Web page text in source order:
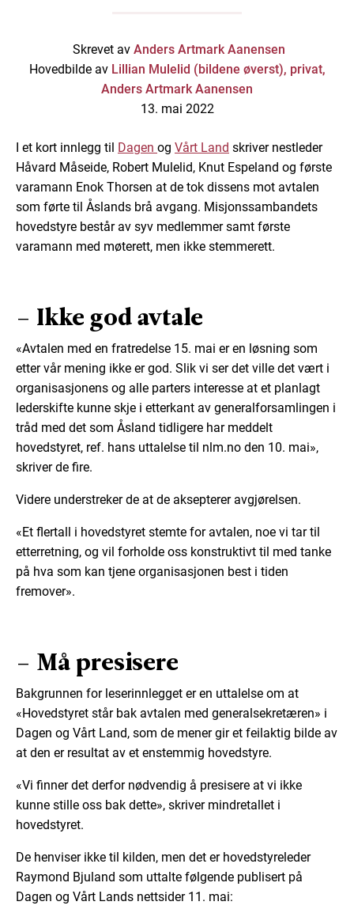
Skrevet av Anders Artmark Aanensen
Hovedbilde av Lillian Mulelid (bildene øverst), privat,
Anders Artmark Aanensen
13. mai 2022
I et kort innlegg til Dagen og Vårt Land skriver nestleder
Håvard Måseide, Robert Mulelid, Knut Espeland og første
varamann Enok Thorsen at de tok dissens mot avtalen
som førte til Åslands brå avgang. Misjonssambandets
hovedstyre består av syv medlemmer samt første
varamann med møterett, men ikke stemmerett.
– Ikke god avtale
«Avtalen med en fratredelse 15. mai er en løsning som
etter vår mening ikke er god. Slik vi ser det ville det vært i
organisasjonens og alle parters interesse at et planlagt
lederskifte kunne skje i etterkant av generalforsamlingen i
tråd med det som Åsland tidligere har meddelt
hovedstyret, ref. hans uttalelse til nlm.no den 10. mai»,
skriver de fire.
Videre understreker de at de aksepterer avgjørelsen.
«Et flertall i hovedstyret stemte for avtalen, noe vi tar til
etterretning, og vil forholde oss konstruktivt til med tanke
på hva som kan tjene organisasjonen best i tiden
fremover».
– Må presisere
Bakgrunnen for leserinnlegget er en uttalelse om at
«Hovedstyret står bak avtalen med generalsekretæren» i
Dagen og Vårt Land, som de mener gir et feilaktig bilde av
at den er resultat av et enstemmig hovedstyre.
«Vi finner det derfor nødvendig å presisere at vi ikke
kunne stille oss bak dette», skriver mindretallet i
hovedstyret.
De henviser ikke til kilden, men det er hovedstyreleder
Raymond Bjuland som uttalte følgende publisert på
Dagen og Vårt Lands nettsider 11. mai: